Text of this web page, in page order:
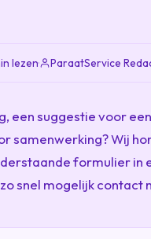
lezen· ParaatService
een suggestie voor
samenwerking? Wij
formulier in
snel mogelijk contact